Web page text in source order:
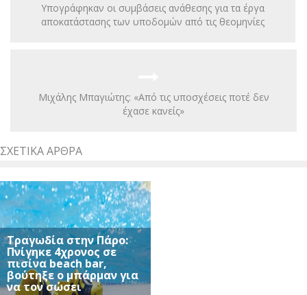
Υπογράφηκαν οι συμβάσεις ανάθεσης για τα έργα
αποκατάστασης των υποδομών από τις θεομηνίες
Μιχάλης Μπαγιώτης: «Από τις υποσχέσεις ποτέ δεν
έχασε κανείς»
ΣΧΕΤΙΚΆ ΆΡΘΡΑ
Τραγωδία στην Πάρο:
Πνίγηκε 4χρονος σε
πισίνα beach bar,
βούτηξε ο μπάρμαν για
να τον σώσει